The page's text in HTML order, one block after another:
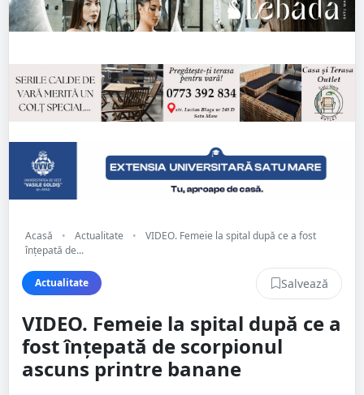
Acasă • Actualitate •
VIDEO. Femeie la spital după ce a fost
înțepată de...
Actualitate Salvează
VIDEO. Femeie la spital după ce a
fost înțepată de scorpionul
ascuns printre banane